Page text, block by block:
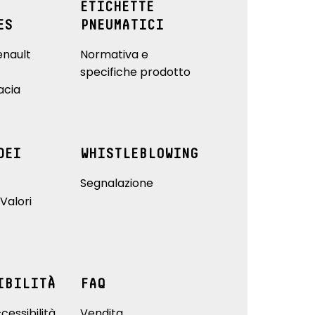
ETICHETTE
PNEUMATICI
Normativa e
specifiche prodotto
WHISTLEBLOWING
Segnalazione
FAQ